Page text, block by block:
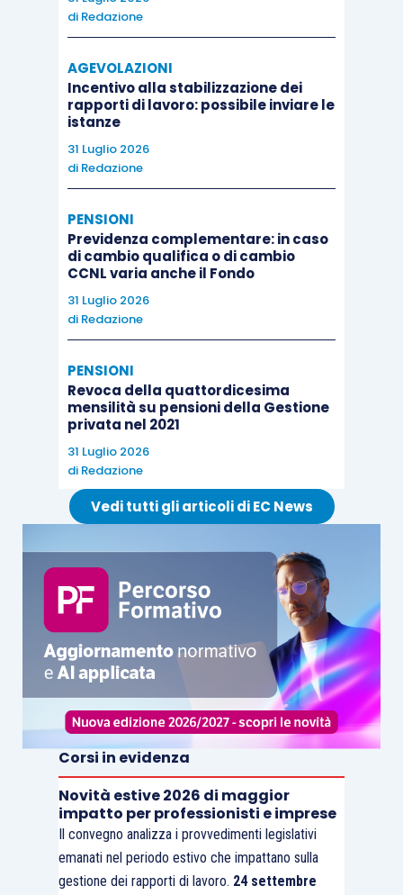
di Redazione
AGEVOLAZIONI
Incentivo alla stabilizzazione dei
rapporti di lavoro: possibile inviare le
istanze
31 Luglio 2026
di Redazione
PENSIONI
Previdenza complementare: in caso
di cambio qualifica o di cambio
CCNL varia anche il Fondo
31 Luglio 2026
di Redazione
PENSIONI
Revoca della quattordicesima
mensilità su pensioni della Gestione
privata nel 2021
31 Luglio 2026
di Redazione
Vedi tutti gli articoli di EC News
Corsi in evidenza
Novità estive 2026 di maggior
impatto per professionisti e imprese
Il convegno analizza i provvedimenti legislativi
emanati nel periodo estivo che impattano sulla
gestione dei rapporti di lavoro. 24 settembre